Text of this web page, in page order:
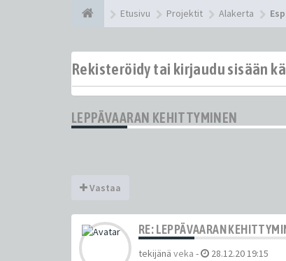
Etusivu Projektit Alakerta
Rekisteröidy tai kirjaudu sisään
LEPPÄVAARAN KEHITTYMINEN
Vastaa
RE: LEPPÄVAARAN
tekijänä veka - 28.12.20 19:15